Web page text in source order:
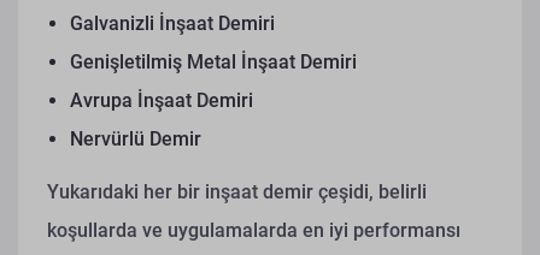
Galvanizli İnşaat Demiri
Genişletilmiş Metal İnşaat Demiri
Avrupa İnşaat Demiri
Nervürlü Demir
Yukarıdaki her bir inşaat demir çeşidi, belirli
koşullarda ve uygulamalarda en iyi performansı